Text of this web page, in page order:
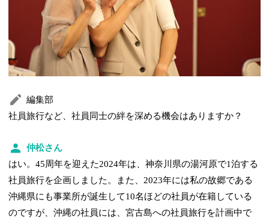
編集部
社員旅行など、社員同士の絆を深める機会はありますか？
仲松さん
はい。45周年を迎えた2024年は、神奈川県の湯河原で1泊する
社員旅行を企画しました。また、2023年には私の故郷である
沖縄県にも事業所が誕生して10名ほどの社員が在籍している
のですが、沖縄の社員には、宮古島への社員旅行を計画中で